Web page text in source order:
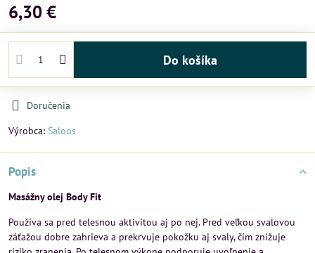
6,30 €
Do košíka
Doručenia
Výrobca: Saloos
Popis
Masážny olej Body Fit
Používa sa pred telesnou aktivitou aj po nej. Pred veľkou svalovou
záťažou dobre zahrieva a prekrvuje pokožku aj svaly, čím znižuje